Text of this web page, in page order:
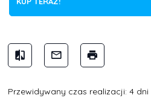
Przewidywany czas realizacji: 4 dni